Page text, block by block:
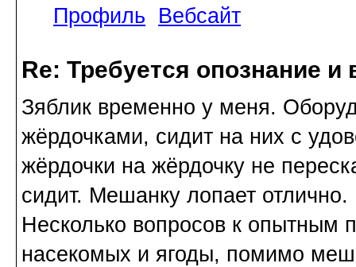
Профиль
Вебсайт
Re: Требуется опознание
Зяблик временно у меня.
жёрдочками, сидит на них с
жёрдочки на жёрдочку не
сидит. Мешанку лопает отлично.
Несколько вопросов к опытным
насекомых и ягоды, помимо